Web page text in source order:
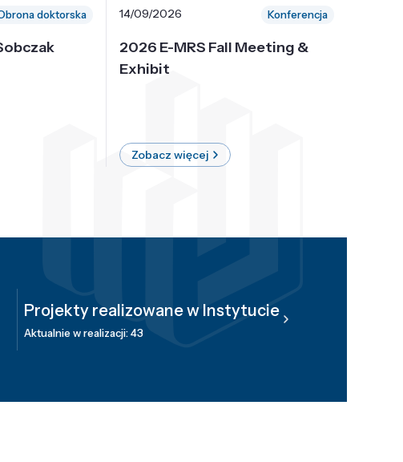
doktorska 14/09/2026 Konferencja
2026 E-MRS Fall Meeting &
Exhibit
Zobacz więcej
Projekty realizowane w Instytucie
Aktualnie w realizacji: 43